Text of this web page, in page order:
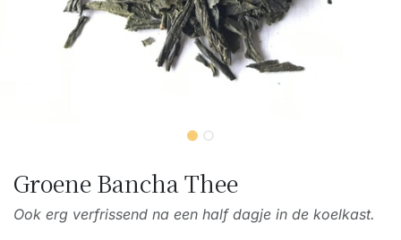
Groene Bancha Thee
Ook erg verfrissend na een half dagje in de koelkast.